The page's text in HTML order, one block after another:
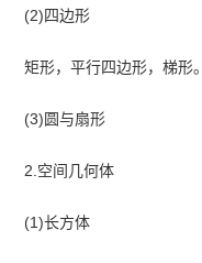
(2)四边形
矩形，平行四边形，梯形。
(3)圆与扇形
2.空间几何体
(1)长方体